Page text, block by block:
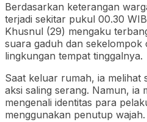
Berdasarkan keterangan
terjadi sekitar pukul 00.30
Khusnul (29) mengaku
suara gaduh dan
lingkungan tempat tinggalnya.
Saat keluar rumah, ia melihat
aksi saling serang. Namun, ia
mengenali identitas para
menggunakan penutup wajah.